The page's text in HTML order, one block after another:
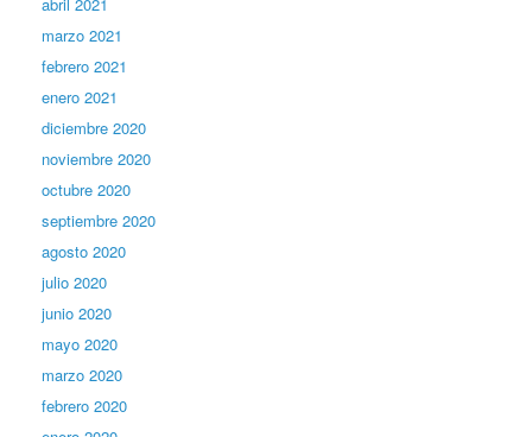
marzo 2021
febrero 2021
enero 2021
diciembre 2020
noviembre 2020
octubre 2020
septiembre 2020
agosto 2020
julio 2020
junio 2020
mayo 2020
marzo 2020
febrero 2020